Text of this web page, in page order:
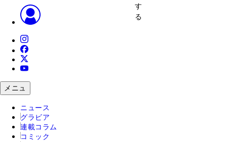
す
る
メニュ
ニュース
グラビア
連載コラム
コミック